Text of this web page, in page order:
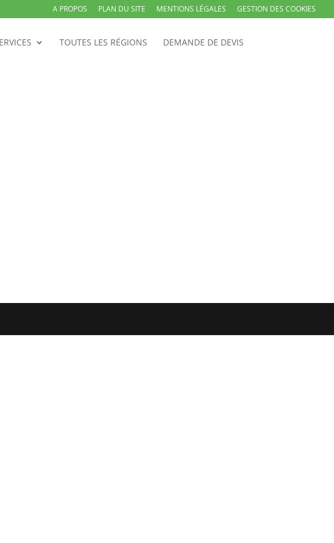
A PROPOS PLAN DU SITE MENTIONS LÉGALES GESTION DES COOKIES
TOUTES LES RÉGIONS DEMANDE DE DEVIS